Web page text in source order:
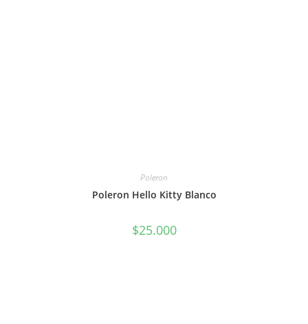
Poleron
Poleron Hello Kitty Blanco
$25.000